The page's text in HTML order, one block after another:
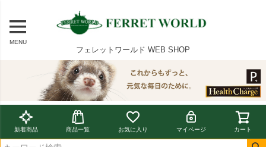
MENU
フェレットワールド WEB SHOP
新着商品 商品一覧 お気に入り マイページ カート